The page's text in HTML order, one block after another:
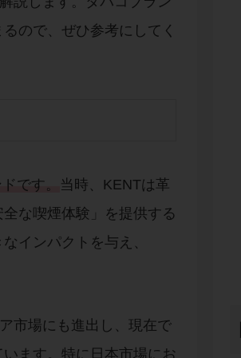
ので、ぜひ参考にしてく
です。
当時、KENTは革
な喫煙体験」を提供する
インパクトを与え、
市場にも進出し、現在で
ます。特に日本市場にお